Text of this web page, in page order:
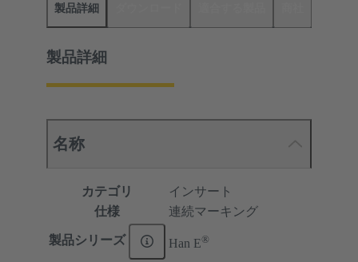
製品詳細
製品詳細
名称
カテゴリ
インサート
仕様
連続マーキング
製品シリーズ Han E®